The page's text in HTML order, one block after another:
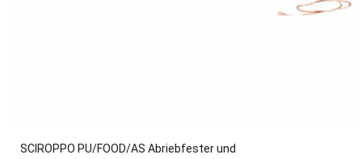
SCIROPPO PU/FOOD/AS Abriebfester und